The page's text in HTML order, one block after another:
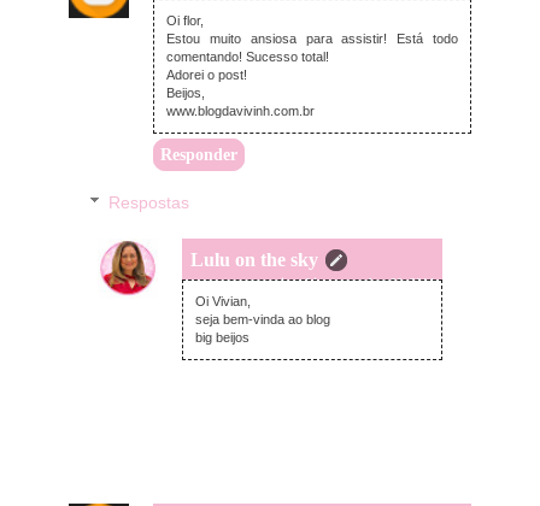
Oi flor,
Estou muito ansiosa para assistir! Está todo
comentando! Sucesso total!
Adorei o post!
Beijos,
www.blogdavivinh.com.br
Responder
Respostas
Lulu on the sky
quinta-feira, novembro 20, 2014
Oi Vivian,
seja bem-vinda ao blog
big beijos